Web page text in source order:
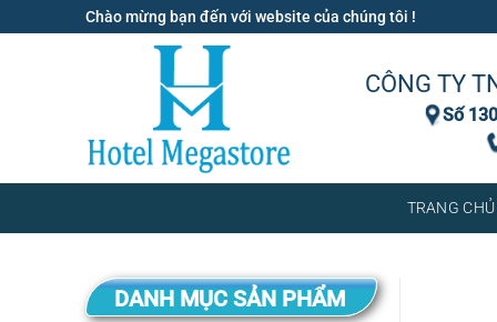
qua
Chào mừng bạn đến với website của chúng tôi !
CÔNG TY
Số
TRANG CHỦ
DANH MỤC SẢN PHẨM